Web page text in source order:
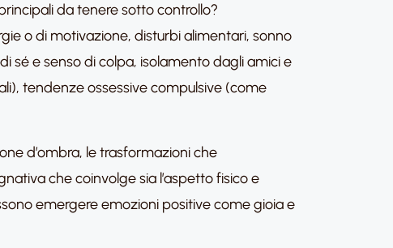
da tenere sotto controllo?
o di motivazione, disturbi alimentari, sonno
sé e senso di colpa, isolamento dagli amici e
tendenze ossessive compulsive (come
d’ombra, le trasformazioni che
che coinvolge sia l’aspetto fisico e
emergere emozioni positive come gioia e